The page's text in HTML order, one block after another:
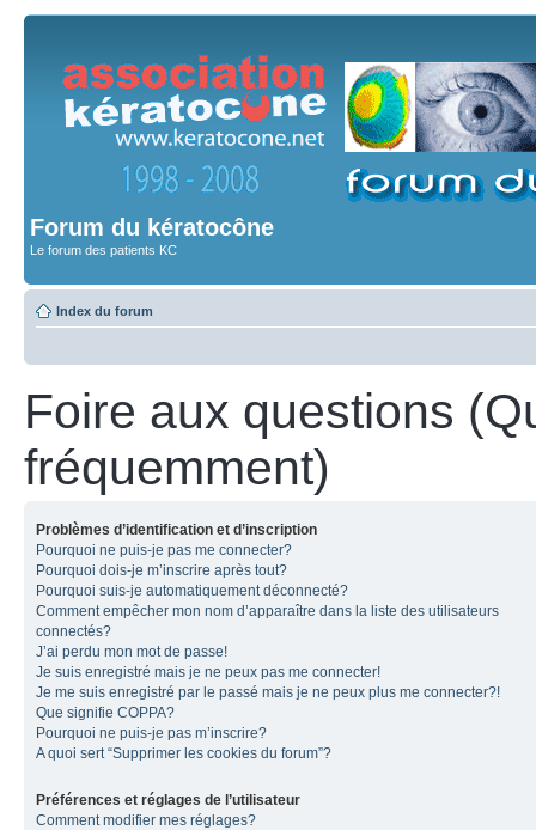
Forum du kératocône
Le forum des patients KC
Index du forum
Foire aux questions
fréquemment)
Problèmes d’identification et d’inscription
Pourquoi ne puis-je pas me connecter?
Pourquoi dois-je m’inscrire après tout?
Pourquoi suis-je automatiquement déconnecté?
Comment empêcher mon nom d’apparaître dans la liste des utilisateurs
connectés?
J’ai perdu mon mot de passe!
Je suis enregistré mais je ne peux pas me connecter!
Je me suis enregistré par le passé mais je ne peux plus me connecter?!
Que signifie COPPA?
Pourquoi ne puis-je pas m’inscrire?
A quoi sert “Supprimer les cookies du forum”?
Préférences et réglages de l’utilisateur
Comment modifier mes réglages?